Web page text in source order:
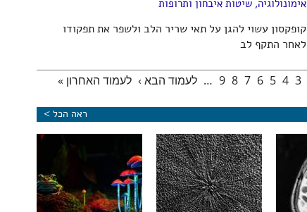
אימונולוגיה,שיטות איבחון ותרופות
קופקסון עשוי להגן על תאי שריר הלב ולשפר את תפקודו
לאחר התקף לב
3
4
5
6
7
8
9
… לעמוד הבא › לעמוד האחרון »
ראה הכל >